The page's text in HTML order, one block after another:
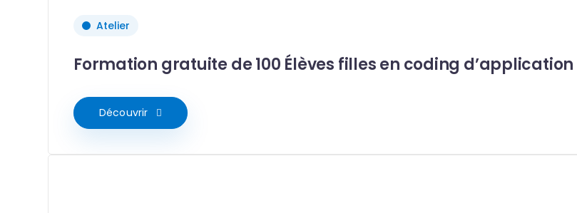
Atelier
Formation gratuite de 100 Élèves filles en coding
Découvrir